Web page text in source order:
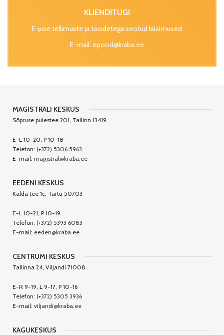
KLIENDITUGI
E-poe tellimuste ja toodetega seotud küsimused
E-mail: epood@kraba.ee
MAGISTRALI KESKUS
Sõpruse puiestee 201, Tallinn 13419
E-L 10-20, P 10-18
Telefon: (+372) 5306 5963
E-mail: magistral@kraba.ee
EEDENI KESKUS
Kalda tee 1c, Tartu 50703
E-L 10-21, P 10-19
Telefon: (+372) 5393 6083
E-mail: eeden@kraba.ee
CENTRUMI KESKUS
Tallinna 24, Viljandi 71008
E-R 9-19, L 9-17, P 10-16
Telefon: (+372) 5305 3936
E-mail: viljandi@kraba.ee
KAGUKESKUS